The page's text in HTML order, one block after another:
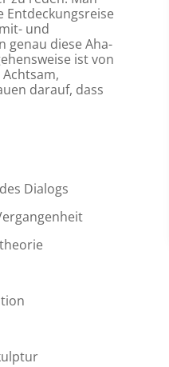
Entdeckungsreise
und
genau diese Aha-
ist von
darauf, dass
Dialogs